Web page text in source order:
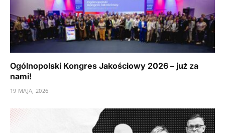
Ogólnopolski Kongres Jakościowy 2026 – już za
nami!
19 MAJA, 2026